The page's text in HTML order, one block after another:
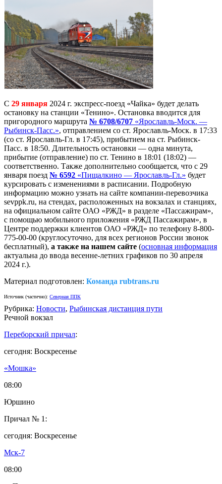
С 29 января 2024 г. экспресс-поезд «Чайка» будет делать
остановку на станции «Тенино». Остановка вводится для
пригородного маршрута № 6708/6707 «Ярославль-Моск. —
Рыбинск-Пасс.», отправлением со ст. Ярославль-Моск. в 17:33
(со ст. Ярославль-Гл. в 17:45), прибытием на ст. Рыбинск-
Пасс. в 18:50. Длительность остановки — одна минута,
прибытие (отправление) по ст. Тенино в 18:01 (18:02) —
соответственно. Также дополнительно сообщается, что с 29
января поезд № 6592 «Пищалкино — Ярославль-Гл.» будет
курсировать с изменениями в расписании. Подробную
информацию можно узнать на сайте компании-перевозчика
sevppk.ru, на стендах, расположенных на вокзалах и станциях,
на официальном сайте ОАО «РЖД» в разделе «Пассажирам»,
с помощью мобильного приложения «РЖД Пассажирам», в
Центре поддержки клиентов ОАО «РЖД» по телефону 8-800-
775-00-00 (круглосуточно, для всех регионов России звонок
бесплатный), а также на нашем сайте (основная информация
актуальна до ввода весенне-летних графиков по 30 апреля
2024 г.).
Материал подготовлен: Команда rubtrans.ru
Источник (частично): Северная ППК
Рубрика: Новости, Рыбинская дистанция пути
Речной вокзал
Переборский причал:
сегодня: Воскресенье
«Мошка»
08:00
Юршино
Причал № 1:
сегодня: Воскресенье
Мск-7
08:00